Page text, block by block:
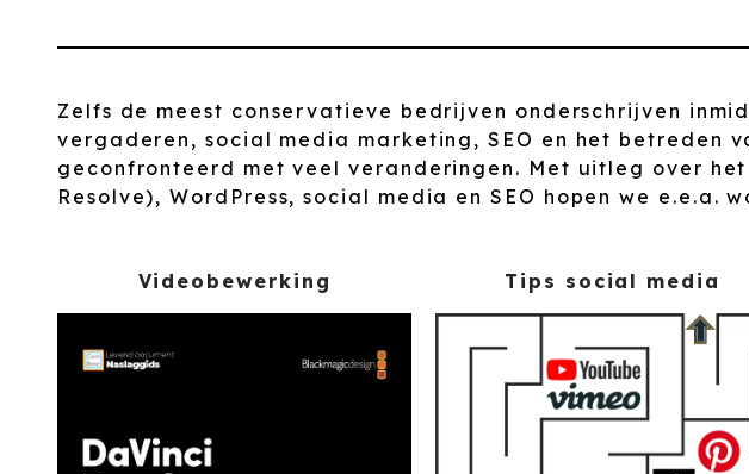
Zelfs de meest conservatieve bedrijven onderschrijven
vergaderen, social media marketing, SEO en het betreden
geconfronteerd met veel veranderingen. Met uitleg over
Resolve), WordPress, social media en SEO hopen we e.e.a.
Videobewerking Tips social media